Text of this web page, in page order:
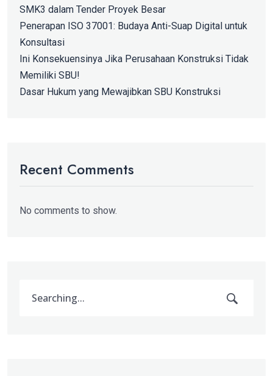
SMK3 dalam Tender Proyek Besar
Penerapan ISO 37001: Budaya Anti-Suap Digital untuk
Konsultasi
Ini Konsekuensinya Jika Perusahaan Konstruksi Tidak
Memiliki SBU!
Dasar Hukum yang Mewajibkan SBU Konstruksi
Recent Comments
No comments to show.